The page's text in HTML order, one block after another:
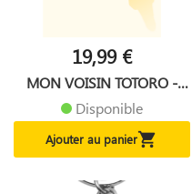
19,99 €
MON VOISIN TOTORO -
Disponible
Ajouter au panier